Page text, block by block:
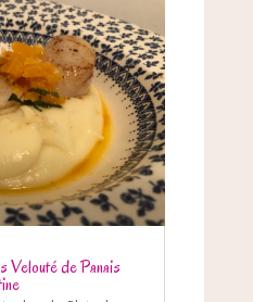
Velouté de Panais